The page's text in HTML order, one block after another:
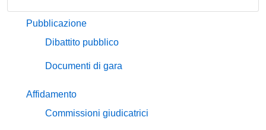
Pubblicazione
Dibattito pubblico
Documenti di gara
Affidamento
Commissioni giudicatrici